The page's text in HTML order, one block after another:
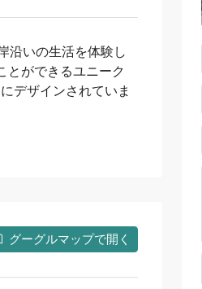
沿いの生活を体験し
とができるユニーク
デザインされていま
グーグルマップで開く